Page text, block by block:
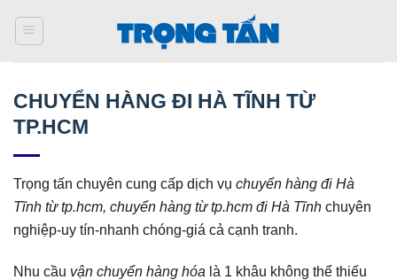
qua
CHUYỂN HÀNG ĐI HÀ TĨNH TỪ
TP.HCM
Trọng tấn chuyên cung cấp dịch vụ chuyển hàng đi Hà
Tĩnh từ tp.hcm, chuyển hàng từ tp.hcm đi Hà Tĩnh chuyên
nghiệp-uy tín-nhanh chóng-giá cả cạnh tranh.
Nhu cầu vận chuyển hàng hóa là 1 khâu không thể thiếu